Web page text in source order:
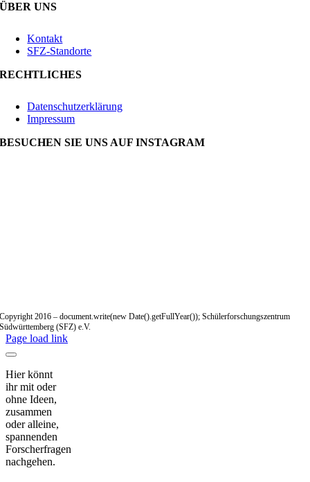
ÜBER UNS
Kontakt
SFZ-Standorte
RECHTLICHES
Datenschutzerklärung
Impressum
BESUCHEN SIE UNS AUF INSTAGRAM
Copyright 2016 – document.write(new Date().getFullYear()); Schülerforschungszentrum
Südwürttemberg (SFZ) e.V.
Page load link
Hier könnt
ihr mit oder
ohne Ideen,
zusammen
oder alleine,
spannenden
Forscherfragen
nachgehen.